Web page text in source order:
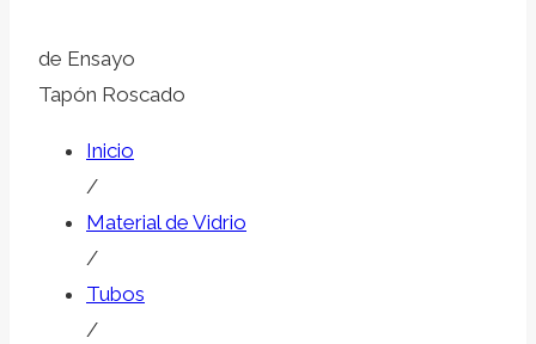
de Ensayo
Tapón Roscado
Inicio
/
Material de Vidrio
/
Tubos
/